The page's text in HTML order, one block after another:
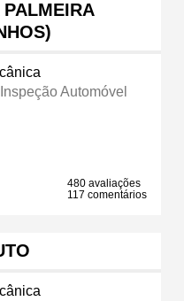
Automóvel
480 avaliações
117 comentários